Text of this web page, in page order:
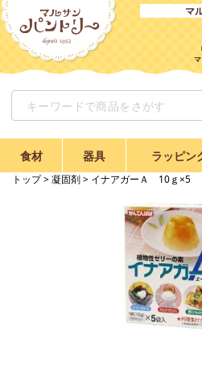
マ
食材 器具 ラッピン
トップ> 凝固剤> イナアガーＡ 10ｇ×5